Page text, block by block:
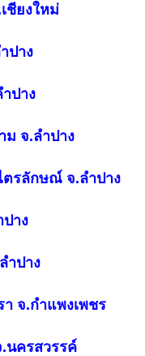
ชียงใหม่
ปาง
ปาง
ม จ.ลำปาง
ตรลักษณ์ จ.ลำปาง
ปาง
ำปาง
จ.กำแพงเพชร
นครสวรรค์